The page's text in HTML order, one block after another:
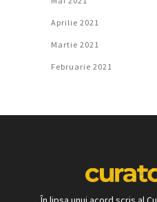
Aprilie 2021
Martie 2021
Februarie 2021